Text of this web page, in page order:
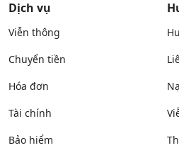
Dịch vụ
Viễn thông
Chuyển tiền
Hóa đơn
Tài chính
Bảo hiểm